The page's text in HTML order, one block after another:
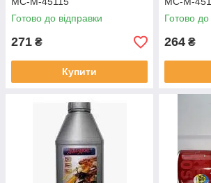
Готово до відправки
271 ₴
Купити
Готово до
264 ₴